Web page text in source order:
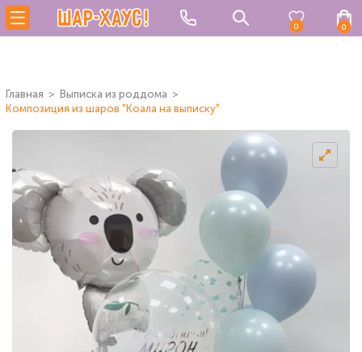
0 0
Главная
Выписка из роддома
Композиция из шаров "Коала на выписку"